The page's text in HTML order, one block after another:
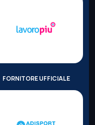
FORNITORE UFFICIALE